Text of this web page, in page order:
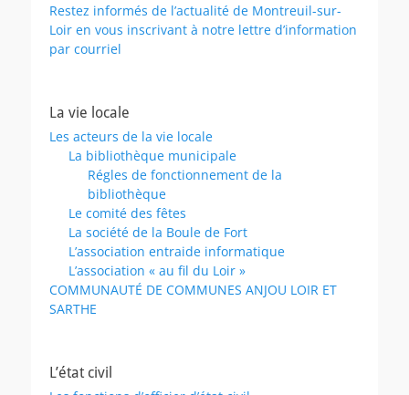
Restez informés de l’actualité de Montreuil-sur-
Loir en vous inscrivant à notre lettre d’information
par courriel
La vie locale
Les acteurs de la vie locale
La bibliothèque municipale
Régles de fonctionnement de la
bibliothèque
Le comité des fêtes
La société de la Boule de Fort
L’association entraide informatique
L’association « au fil du Loir »
COMMUNAUTÉ DE COMMUNES ANJOU LOIR ET
SARTHE
L’état civil